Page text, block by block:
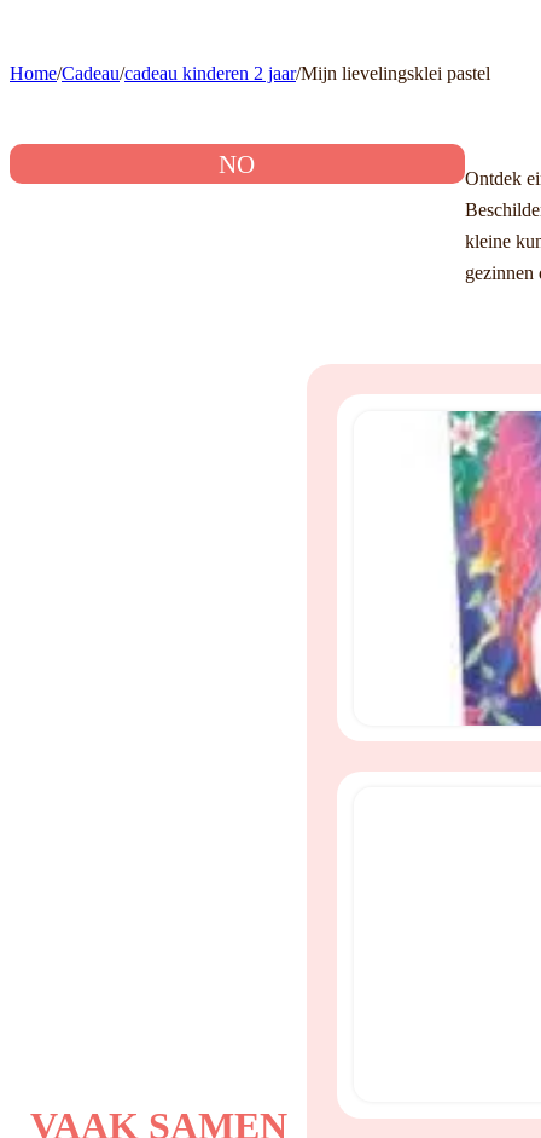
Home/Cadeau/cadeau kinderen 2 jaar/Mijn lievelingsklei pastel
NO
Ontdek
kleine
gezinnen
VAAK SAMEN